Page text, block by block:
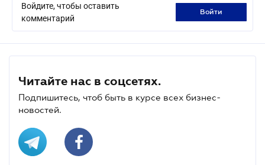
Войдите, чтобы оставить
комментарий
войти
Читайте нас в соцсетях.
Подпишитесь, чтоб быть в курсе всех бизнес-
новостей.